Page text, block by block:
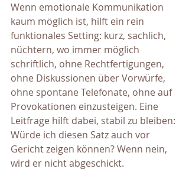
Wenn emotionale Kommunikation
kaum möglich ist, hilft ein rein
funktionales Setting: kurz, sachlich,
nüchtern, wo immer möglich
schriftlich, ohne Rechtfertigungen,
ohne Diskussionen über Vorwürfe,
ohne spontane Telefonate, ohne auf
Provokationen einzusteigen. Eine
Leitfrage hilft dabei, stabil zu bleiben:
Würde ich diesen Satz auch vor
Gericht zeigen können? Wenn nein,
wird er nicht abgeschickt.